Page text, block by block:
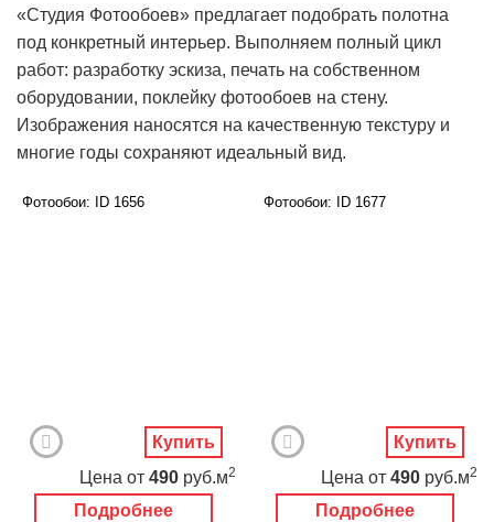
Спорт
Небо и космос
Еда и напитки
Архитектура
Транспорт
Камин
Фэнтези
Граффити
Дорога
Панорамы
Ангелы
Нежность
«Студия Фотообоев» предлагает подобрать полотна
под конкретный интерьер. Выполняем полный цикл
работ: разработку эскиза, печать на собственном
оборудовании, поклейку фотообоев на стену.
Изображения наносятся на качественную текстуру и
многие годы сохраняют идеальный вид.
Фотообои: ID 1656
Подробнее
Цена от 490 руб.м2
Купить
Фотообои: ID 1677
Подробнее
Цена от 490 руб.м2
Купить